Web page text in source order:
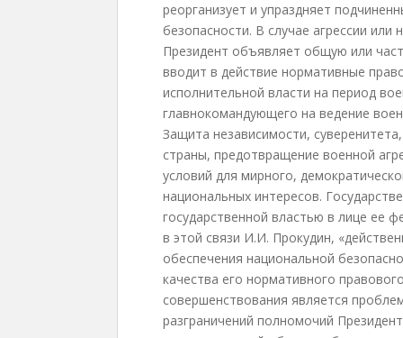
реорганизует и упраздняет
безопасности. В случае агрессии или
Президент объявляет общую или
вводит в действие нормативные
исполнительной власти на период
главнокомандующего на ведение
Защита независимости,
страны, предотвращение военной
условий для мирного,
национальных интересов.
государственной властью в лице ее
в этой связи И.И. Прокудин,
обеспечения национальной
качества его нормативного
совершенствования является
разграничений полномочий